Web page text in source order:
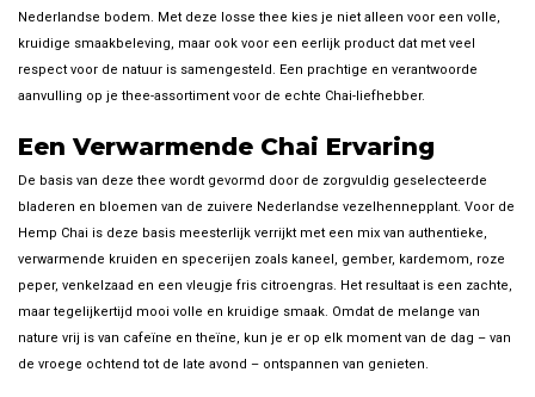
Nederlandse bodem. Met deze losse thee kies je niet alleen voor een volle,
kruidige smaakbeleving, maar ook voor een eerlijk product dat met veel
respect voor de natuur is samengesteld. Een prachtige en verantwoorde
aanvulling op je thee-assortiment voor de echte Chai-liefhebber.
Een Verwarmende Chai Ervaring
De basis van deze thee wordt gevormd door de zorgvuldig geselecteerde
bladeren en bloemen van de zuivere Nederlandse vezelhennepplant. Voor de
Hemp Chai is deze basis meesterlijk verrijkt met een mix van authentieke,
verwarmende kruiden en specerijen zoals kaneel, gember, kardemom, roze
peper, venkelzaad en een vleugje fris citroengras. Het resultaat is een zachte,
maar tegelijkertijd mooi volle en kruidige smaak. Omdat de melange van
nature vrij is van cafeïne en theïne, kun je er op elk moment van de dag – van
de vroege ochtend tot de late avond – ontspannen van genieten.